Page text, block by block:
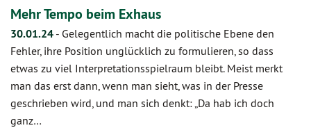
Mehr Tempo beim Exhaus
30.01.24 - Gelegentlich macht die politische Ebene den
Fehler, ihre Position unglücklich zu formulieren, so dass
etwas zu viel Interpretationsspielraum bleibt. Meist merkt
man das erst dann, wenn man sieht, was in der Presse
geschrieben wird, und man sich denkt: „Da hab ich doch
ganz…